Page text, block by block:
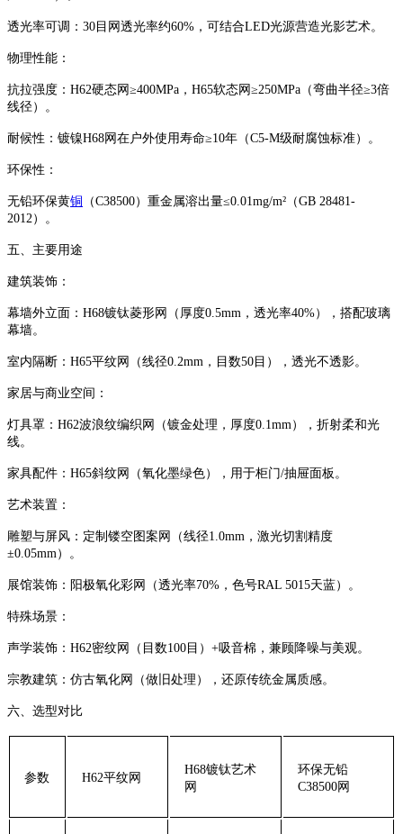
透光率可调：30目网透光率约60%，可结合LED光源营造光影艺术。
‌物理性能‌：
抗拉强度：H62硬态网≥400MPa，H65软态网≥250MPa（弯曲半径≥3倍
线径）。
耐候性：镀镍H68网在户外使用寿命≥10年（C5-M级耐腐蚀标准）。
‌环保性‌：
无铅环保黄铜
（C38500）重金属溶出量≤0.01mg/m²（GB 28481-
2012）。
‌五、主要用途‌
‌建筑装饰‌：
‌幕墙外立面‌：H68镀钛菱形网（厚度0.5mm，透光率40%），搭配玻璃
幕墙。
‌室内隔断‌：H65平纹网（线径0.2mm，目数50目），透光不透影。
‌家居与商业空间‌：
‌灯具罩‌：H62波浪纹编织网（镀金处理，厚度0.1mm），折射柔和光
线。
‌家具配件‌：H65斜纹网（氧化墨绿色），用于柜门/抽屉面板。
‌艺术装置‌：
‌雕塑与屏风‌：定制镂空图案网（线径1.0mm，激光切割精度
±0.05mm）。
‌展馆装饰‌：阳极氧化彩网（透光率70%，色号RAL 5015天蓝）。
‌特殊场景‌：
‌声学装饰‌：H62密纹网（目数100目）+吸音棉，兼顾降噪与美观。
‌宗教建筑‌：仿古氧化网（做旧处理），还原传统金属质感。
‌六、选型对比‌
‌参数‌ ‌H62平纹网‌
‌H68镀钛艺术
网‌
‌环保无铅
C38500网‌